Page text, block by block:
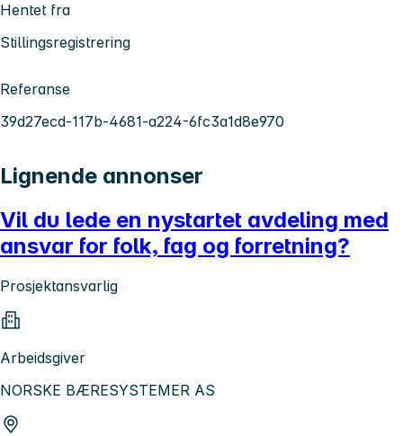
Hentet fra
Stillingsregistrering
Referanse
39d27ecd-117b-4681-a224-6fc3a1d8e970
Lignende annonser
Vil du lede en nystartet avdeling med
ansvar for folk, fag og forretning?
Prosjektansvarlig
Arbeidsgiver
NORSKE BÆRESYSTEMER AS